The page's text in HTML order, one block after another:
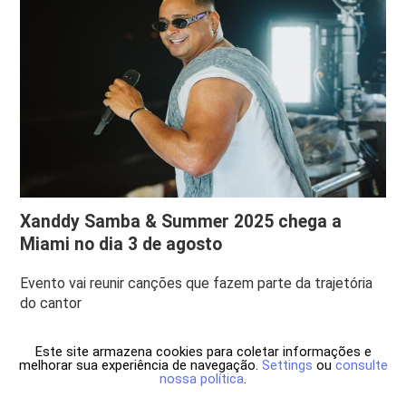
Xanddy Samba & Summer 2025 chega a
Miami no dia 3 de agosto
Evento vai reunir canções que fazem parte da trajetória
do cantor
Este site armazena cookies para coletar informações e
melhorar sua experiência de navegação. Settings ou consulte
nossa política.